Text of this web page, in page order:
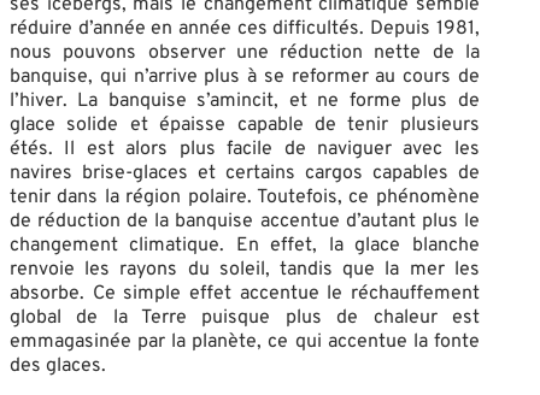
réduire d’année en année ces difficultés. Depuis 1981,
nous pouvons observer une réduction nette de la
banquise, qui n’arrive plus à se reformer au cours de
l’hiver. La banquise s’amincit, et ne forme plus de
glace solide et épaisse capable de tenir plusieurs
étés. Il est alors plus facile de naviguer avec les
navires brise-glaces et certains cargos capables de
tenir dans la région polaire. Toutefois, ce phénomène
de réduction de la banquise accentue d’autant plus le
changement climatique. En effet, la glace blanche
renvoie les rayons du soleil, tandis que la mer les
absorbe. Ce simple effet accentue le réchauffement
global de la Terre puisque plus de chaleur est
emmagasinée par la planète, ce qui accentue la fonte
des glaces.